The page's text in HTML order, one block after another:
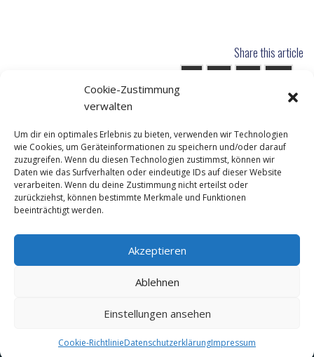
Cookie-Zustimmung
verwalten
Um dir ein optimales Erlebnis zu bieten, verwenden wir Technologien
wie Cookies, um Geräteinformationen zu speichern und/oder darauf
zuzugreifen. Wenn du diesen Technologien zustimmst, können wir
Daten wie das Surfverhalten oder eindeutige IDs auf dieser Website
verarbeiten. Wenn du deine Zustimmung nicht erteilst oder
zurückziehst, können bestimmte Merkmale und Funktionen
beeinträchtigt werden.
Akzeptieren
Ablehnen
Einstellungen ansehen
Cookie-RichtlinieDatenschutzerklärungImpressum
Share this article
Kontakt
Newsletter
Datenschutzerklärung
Impressum